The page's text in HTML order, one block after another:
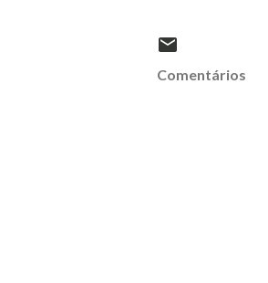
Comentários